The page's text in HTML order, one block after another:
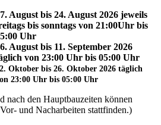
August bis 24. August 2026 jeweils
bis sonntags von 21:00Uhr bis
Uhr
August bis 11. September 2026
von 23:00 Uhr bis 05:00 Uhr
Oktober bis 26. Oktober 2026 täglich
23:00 Uhr bis 05:00 Uhr
nach den Hauptbauzeiten können
und Nacharbeiten stattfinden.)